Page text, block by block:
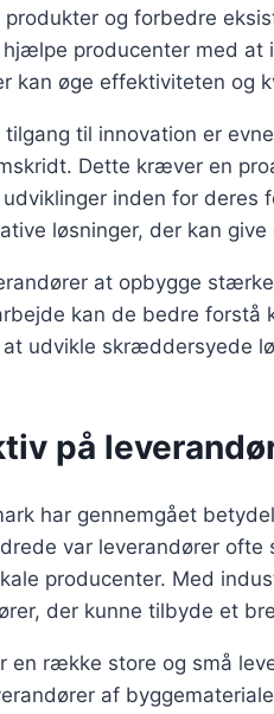
og forbedre
producenter med at
kan øge effektiviteten og
til innovation er
Dette kræver en
inden for deres
løsninger, der kan
at opbygge
kan de bedre forstå
udvikle skræddersyede
på
har gennemgået
var leverandører ofte
producenter. Med
der kunne tilbyde et
en række store og små
af